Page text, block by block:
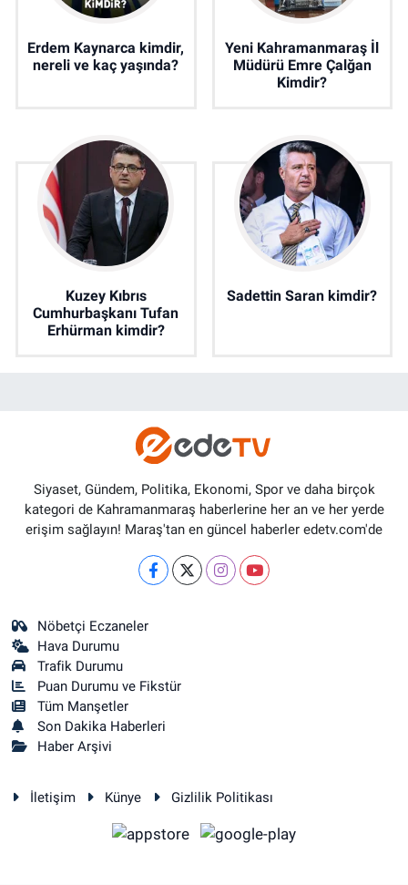
Erdem Kaynarca kimdir,
nereli ve kaç yaşında?
Yeni Kahramanmaraş İl
Müdürü Emre Çalğan
Kimdir?
Kuzey Kıbrıs
Cumhurbaşkanı Tufan
Erhürman kimdir?
Sadettin Saran kimdir?
Siyaset, Gündem, Politika, Ekonomi, Spor ve daha birçok
kategori de Kahramanmaraş haberlerine her an ve her yerde
erişim sağlayın! Maraş'tan en güncel haberler edetv.com'de
Nöbetçi Eczaneler
Hava Durumu
Trafik Durumu
Puan Durumu ve Fikstür
Tüm Manşetler
Son Dakika Haberleri
Haber Arşivi
İletişim Künye Gizlilik Politikası